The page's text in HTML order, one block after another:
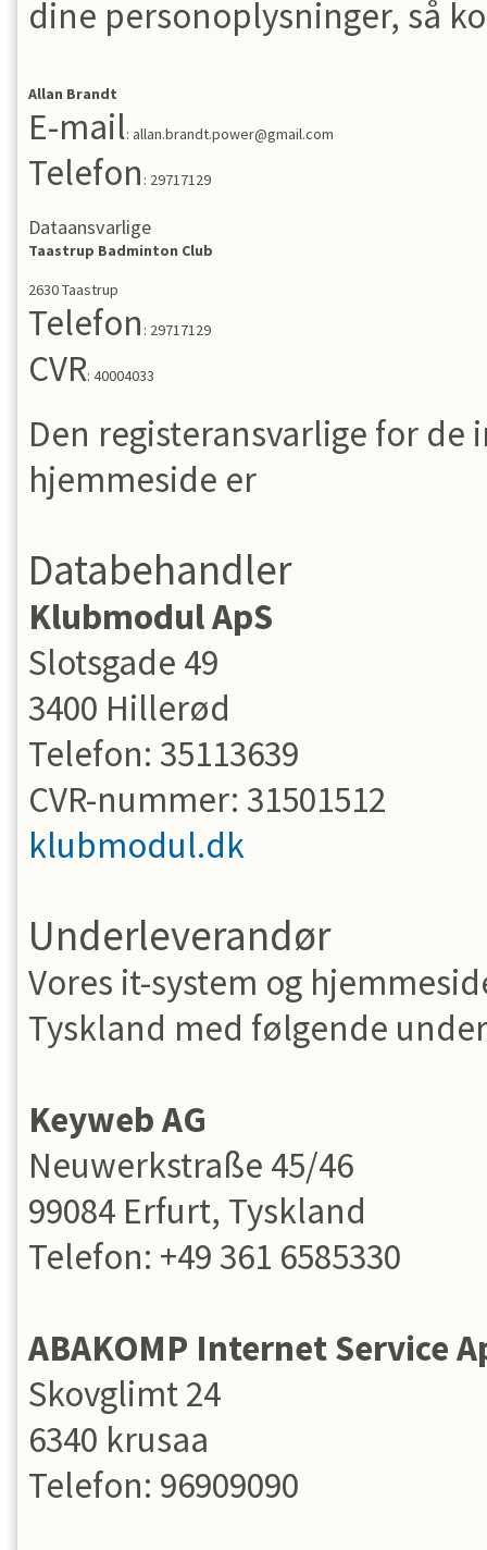
dine personoplysninger, så
Allan Brandt
E-mail: allan.brandt.power@gmail.com
Telefon : 29717129
Dataansvarlige
Taastrup Badminton Club
2630Taastrup
Telefon : 29717129
CVR: 40004033
Den registeransvarlige for
hjemmeside er
Databehandler
Klubmodul ApS
Slotsgade 49
3400 Hillerød
Telefon: 35113639
CVR-nummer: 31501512
klubmodul.dk
Underleverandør
Vores it-system og
Tyskland med følgende
Keyweb AG
Neuwerkstraße 45/46
99084 Erfurt, Tyskland
Telefon: +49 361 6585330
ABAKOMP Internet Service
Skovglimt 24
6340 krusaa
Telefon: 96909090